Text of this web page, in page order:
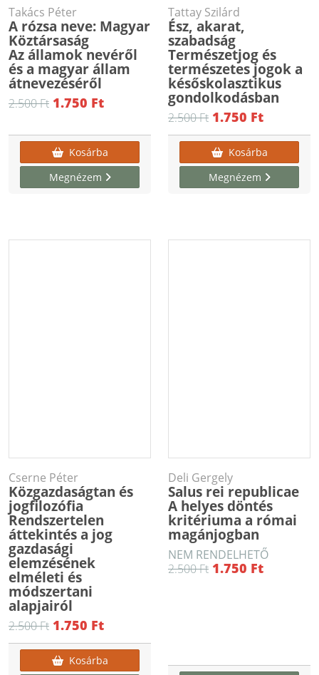
Takács Péter
A rózsa neve: Magyar
Köztársaság
Az államok nevéről
és a magyar állam
átnevezéséről
2.500 Ft 1.750 Ft
Kosárba
Megnézem
Tattay Szilárd
Ész, akarat,
szabadság
Természetjog és
természetes jogok a
későskolasztikus
gondolkodásban
2.500 Ft 1.750 Ft
Kosárba
Megnézem
Cserne Péter
Közgazdaságtan és
jogfilozófia
Rendszertelen
áttekintés a jog
gazdasági
elemzésének
elméleti és
módszertani
alapjairól
2.500 Ft 1.750 Ft
Kosárba
Deli Gergely
Salus rei republicae
A helyes döntés
kritériuma a római
magánjogban
NEM RENDELHETŐ
2.500 Ft 1.750 Ft